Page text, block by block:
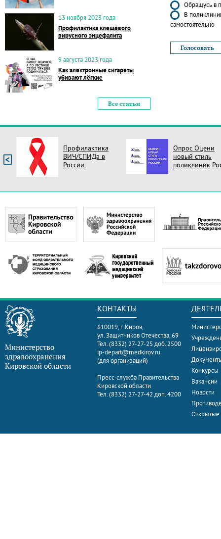
13 ноября 2023 года
Профилактика клещевого
вирусного энцефалита
9 августа 2023 года
Как электронные сигареты
убивают лёгкие
Все статьи
Обращусь в
В
самостоятельно
Профилактика
ВИЧ/СПИДа в
России
Опрос Оцени
новый стиль
поликлиник
Министерство
здравоохранения
Кировской области
КОНТАКТЫ
610019, г. Киров,
ул. Защитников Отечества, 69
Тел. (8332) 27-27-25 доб. 2500
ip-depart@medkirov.ru
(для организаций)
Пресс-служба Правительства
Кировской области
Тел. (8332) 27-27-42 доп. 4200
Конкурсы
Вакансии
Новости